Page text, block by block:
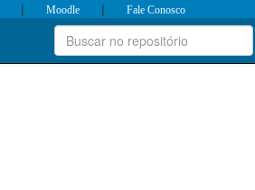
| Moodle | Fale Conosco